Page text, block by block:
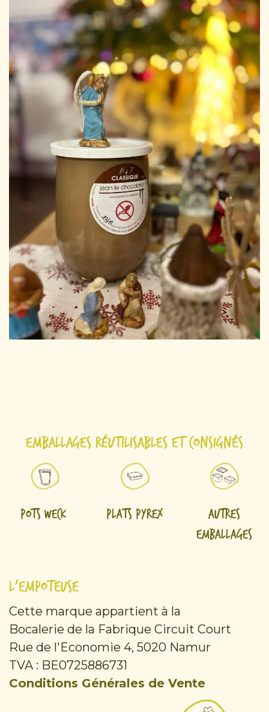
Emballages réutilisables et consignés
Pots Weck Plats Pyrex
Autres
emballages
L'Empoteuse
Cette marque appartient à la
Bocalerie de la Fabrique Circuit Court
Rue de l'Economie 4, 5020 Namur
TVA : BE0725886731
Conditions Générales de Vente